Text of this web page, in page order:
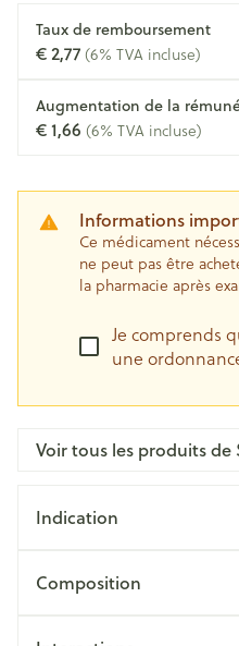
Taux de remboursement
€ 2,77 (6% TVA incluse)
Augmentation de la
€ 1,66 (6% TVA incluse)
Informations
Ce médicament
ne peut pas être
la pharmacie après
Je comprends
une
Voir tous les produits de
Indication
Composition